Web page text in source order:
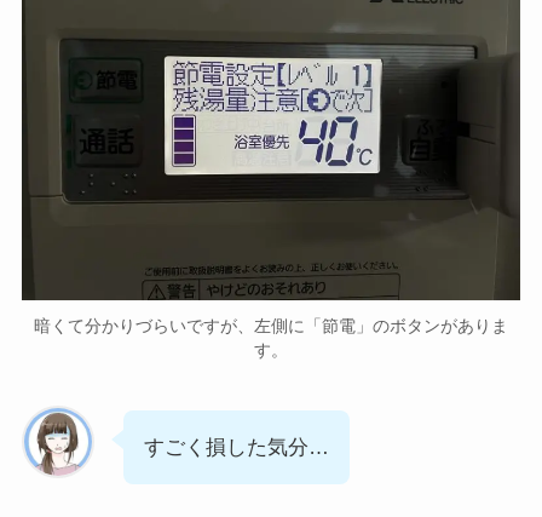
暗くて分かりづらいですが、左側に「節電」のボタンがありま
す。
すごく損した気分…